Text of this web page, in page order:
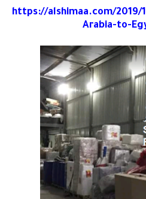
https://alshimaa.com/2019/
Arabia-to-